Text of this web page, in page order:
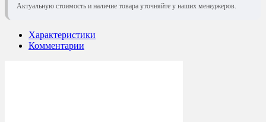
Актуальную стоимость и наличие товара уточняйте у наших менеджеров.
Характеристики
Комментарии